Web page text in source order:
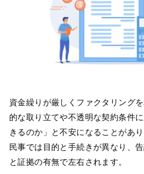
資金繰りが厳しくファクタリング
的な取り立てや不透明な契約条件
きるのか」と不安になることがあ
民事では目的と手続きが異なり、
と証拠の有無で左右されます。